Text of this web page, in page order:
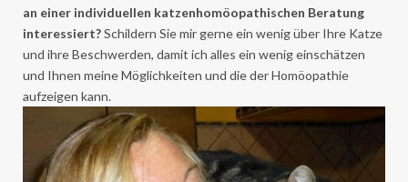
an einer individuellen katzenhomöopathischen Beratung
interessiert?Schildern Sie mir gerne ein wenig über Ihre Katze
und ihre Beschwerden, damit ich alles ein wenig einschätzen
und Ihnen meine Möglichkeiten und die der Homöopathie
aufzeigen kann.